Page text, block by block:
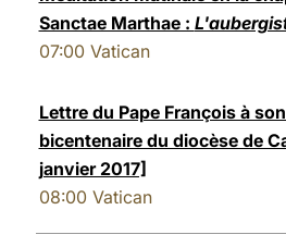
Sanctae Marthae :
07:00 Vatican
Lettre du Pape François à
bicentenaire du diocèse de
janvier 2017]
08:00 Vatican